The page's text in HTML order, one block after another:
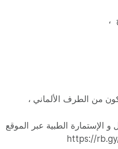
،
من الطرف الألماني ،
الإستمارة الطبية عبر الموقع